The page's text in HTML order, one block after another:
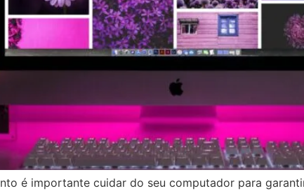
é importante cuidar do seu computador para